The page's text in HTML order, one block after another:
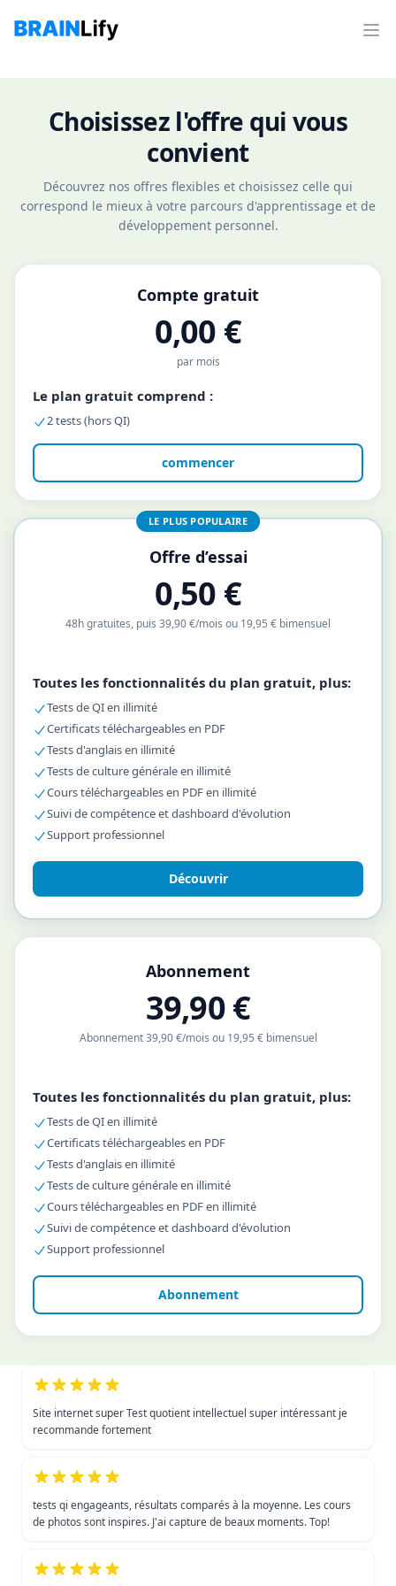
Choisissez l'offre qui vous
convient
Découvrez nos offres flexibles et choisissez celle qui
correspond le mieux à votre parcours d'apprentissage et de
développement personnel.
Compte gratuit
0,00 €
par mois
Le plan gratuit comprend :
2 tests (hors QI)
commencer
LE PLUS POPULAIRE
Offre d’essai
0,50 €
48h gratuites, puis 39,90 €/mois ou 19,95 € bimensuel
Toutes les fonctionnalités du plan gratuit, plus:
Tests de QI en illimité
Certificats téléchargeables en PDF
Tests d'anglais en illimité
Tests de culture générale en illimité
Cours téléchargeables en PDF en illimité
Suivi de compétence et dashboard d'évolution
Support professionnel
Découvrir
Abonnement
39,90 €
Abonnement 39,90 €/mois ou 19,95 € bimensuel
Toutes les fonctionnalités du plan gratuit, plus:
Tests de QI en illimité
Certificats téléchargeables en PDF
Tests d'anglais en illimité
Tests de culture générale en illimité
Cours téléchargeables en PDF en illimité
Suivi de compétence et dashboard d'évolution
Support professionnel
Abonnement
Site internet super Test quotient intellectuel super intéressant je
recommande fortement
tests qi engageants, résultats comparés à la moyenne. Les cours
de photos sont inspires. J'ai capture de beaux moments. Top!